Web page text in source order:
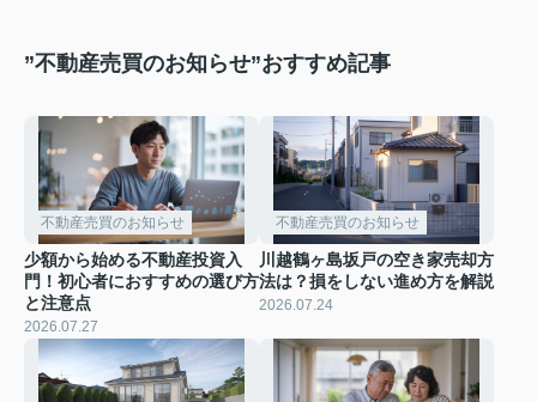
”不動産売買のお知らせ”おすすめ記事
不動産売買のお知らせ
少額から始める不動産投資入
門！初心者におすすめの選び方
と注意点
2026.07.27
不動産売買のお知らせ
川越鶴ヶ島坂戸の空き家売却方
法は？損をしない進め方を解説
2026.07.24